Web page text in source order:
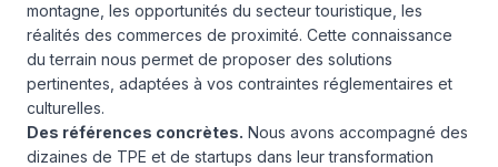
montagne, les opportunités du secteur touristique, les
réalités des commerces de proximité. Cette connaissance
du terrain nous permet de proposer des solutions
pertinentes, adaptées à vos contraintes réglementaires et
culturelles.
Des références concrètes. Nous avons accompagné des
dizaines de TPE et de startups dans leur transformation